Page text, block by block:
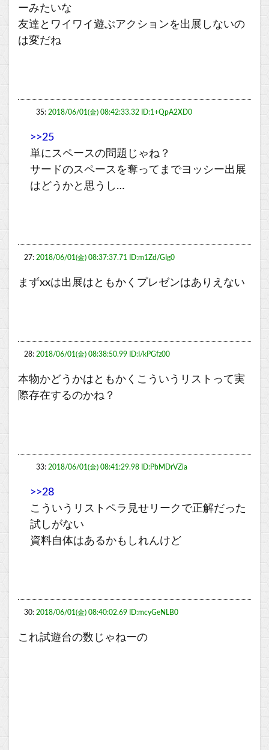
ーみたいな
友達とワイワイ遊ぶアクションを出展しないの
は変だね
35: 2018/06/01(金) 08:42:33.32 ID:1+QpA2XD0
>>25
単にスペースの問題じゃね？
サードのスペースを奪ってまでヨッシー出展
はどうかと思うし…
27: 2018/06/01(金) 08:37:37.71 ID:m1Zd/GIg0
まずxxは出展はともかくプレゼンはありえない
28: 2018/06/01(金) 08:38:50.99 ID:I/kPGfz00
本物かどうかはともかくこういうリストって実
際存在するのかね？
33: 2018/06/01(金) 08:41:29.98 ID:PbMDrVZia
>>28
こういうリストペラ見せリークで正解だった
試しがない
資料自体はあるかもしれんけど
30: 2018/06/01(金) 08:40:02.69 ID:mcyGeNLB0
これ試遊台の数じゃねーの